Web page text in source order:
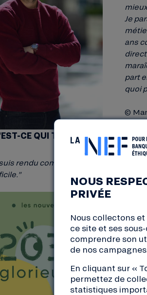
Je
ans
part
quoi
©
CE QUI T’A POUSSÉ À
suis rendu compte que cette
et
NOUS
PRIVÉE
Nous collectons
ce site et ses
comprendre son
de nos
En cliquant sur «
permettez de
statistiques